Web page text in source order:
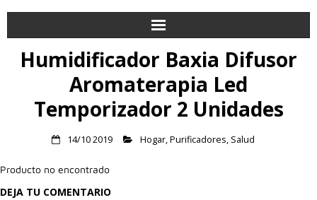
Inicio
Alimentación
Humidificador Baxia Difusor
Aromaterapia Led
Temporizador 2 Unidades
14/10 2019 Hogar,Purificadores, Salud
Producto no encontrado
DEJA TU COMENTARIO